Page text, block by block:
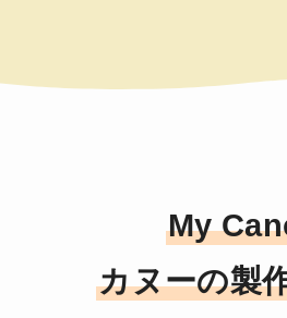
My
カヌーの製